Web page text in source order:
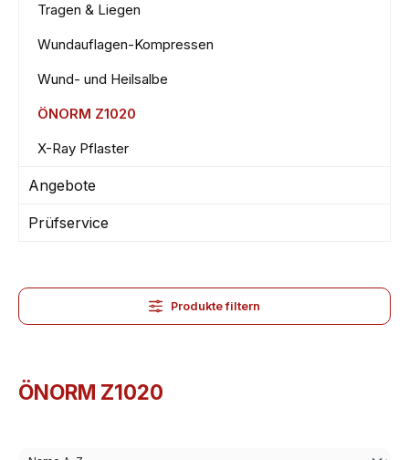
Tragen & Liegen
Wundauflagen-Kompressen
Wund- und Heilsalbe
ÖNORM Z1020
X-Ray Pflaster
Angebote
Prüfservice
Produkte filtern
ÖNORM Z1020